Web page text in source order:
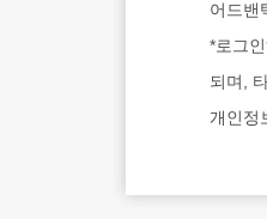
어드밴
*로그
되며,
개인정